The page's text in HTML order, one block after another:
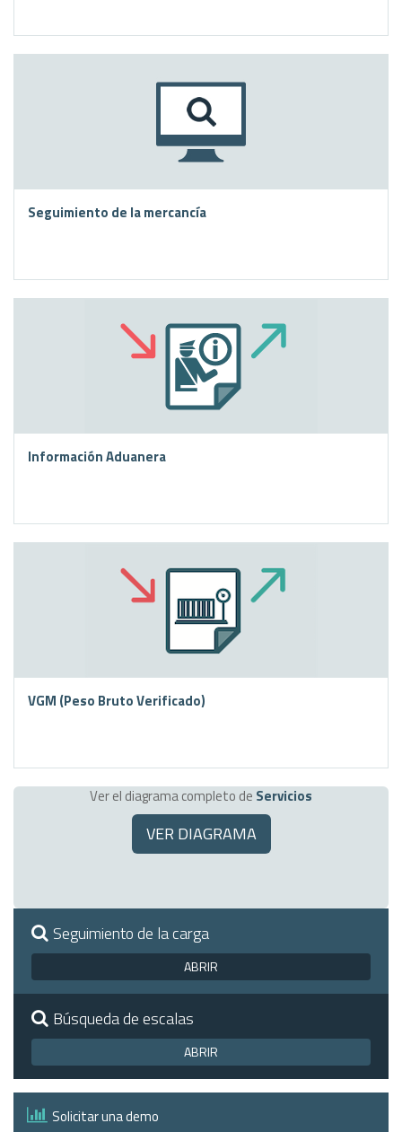
Seguimiento de la mercancía
Información Aduanera
VGM (Peso Bruto Verificado)
Ver el diagrama completo de Servicios
VER DIAGRAMA
Seguimiento de la carga
ABRIR
Búsqueda de escalas
ABRIR
Solicitar una demo